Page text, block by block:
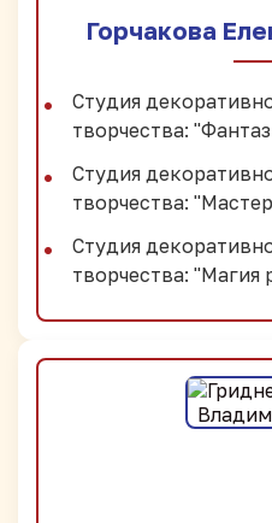
Горчакова
Студия
творчества:
Студия
творчества:
Студия
творчества: "Магия